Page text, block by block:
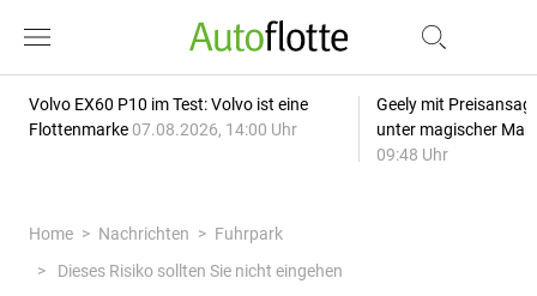
Volvo EX60 P10 im Test: Volvo ist eine
Flottenmarke 07.08.2026, 14:00 Uhr
Geely mit
unter magischer
09:48 Uhr
Home Nachrichten
Fuhrpark
Dieses Risiko sollten Sie nicht eingehen